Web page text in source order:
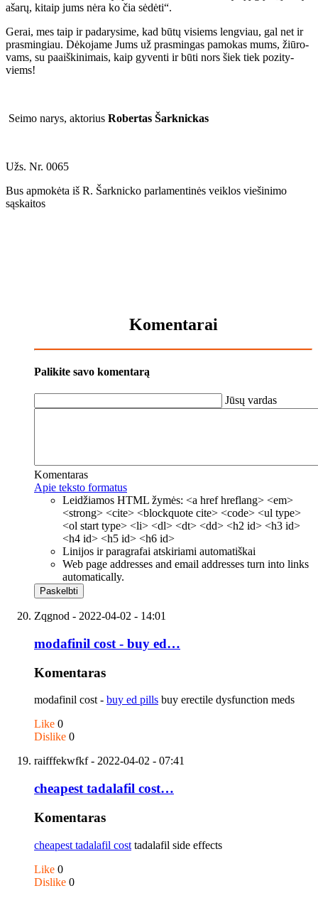
aša­rų, ki­taip jums nė­ra ko čia sė­dė­ti“.
Ge­rai, mes taip ir pa­da­ry­si­me, kad bū­tų vi­siems leng­viau, gal net ir
pra­smin­giau. Dė­ko­ja­me Jums už pra­smin­gas pa­mo­kas mums, žiū­ro­
vams, su pa­aiš­ki­ni­mais, kaip gy­ven­ti ir bū­ti nors šiek tiek po­zi­ty­
viems!
Sei­mo na­rys, ak­to­rius Ro­ber­tas Šar­knic­kas
Užs. Nr. 0065
Bus apmokėta iš R. Šarknicko parlamentinės veiklos viešinimo
sąskaitos
Komentarai
Palikite savo komentarą
Jūsų vardas
Komentaras
Apie teksto formatus
Leidžiamos HTML žymės: <a href hreflang> <em>
<strong> <cite> <blockquote cite> <code> <ul type>
<ol start type> <li> <dl> <dt> <dd> <h2 id> <h3 id>
<h4 id> <h5 id> <h6 id>
Linijos ir paragrafai atskiriami automatiškai
Web page addresses and email addresses turn into links
automatically.
Zqgnod - 2022-04-02 - 14:01
modafinil cost - buy ed…
Komentaras
modafinil cost - buy ed pills buy erectile dysfunction meds
Like 0
Dislike 0
raifffekwfkf- 2022-04-02 - 07:41
cheapest tadalafil cost…
Komentaras
cheapest tadalafil cost tadalafil side effects
Like 0
Dislike 0